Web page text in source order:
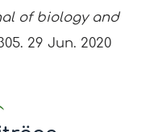
of biology and
29 Jun. 2020